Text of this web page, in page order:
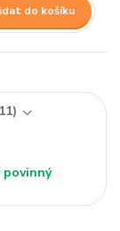
do košíku
11
povinný